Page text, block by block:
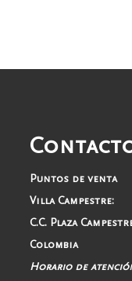
Puntos de venta
Villa Campestre:
C.C. Plaza
Colombia
Horario de